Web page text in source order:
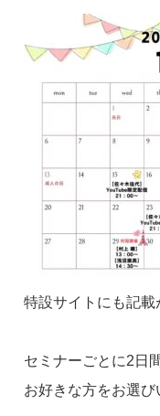
特設サイトにも記載
セミナーごとに2日
お好きな方をお選び